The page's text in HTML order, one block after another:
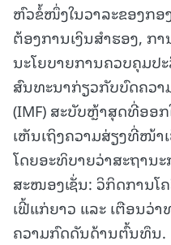
ຫົວຂໍ້ໜຶ່ງໃນວາລະຂອງກອ
ຕ້ອງການເງິນສຳຮອງ, ກ
ນະໂຍບາຍການຄວບຄຸມປ
ສົນທະນາກ່ຽວກັບບົດຄວ
(IMF) ສະບັບຫຼ້າສຸດທີ່ອອ
ເຫັນເຖິງຄວາມສ່ຽງທີ່ໜ້າ
ໂດຍອະທິບາຍວ່າສະຖາ
ສະໜອງເຊັ່ນ: ວິກິດການໂ
ເຟີ້ແກ່ຍາວ ແລະ ເຕືອນວ່
ຄວາມກົດດັນດ້ານຕົ້ນທຶນ.